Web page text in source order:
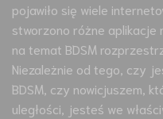
pojawiło się wiele
stworzono różne aplikacje
na temat BDSM
Niezależnie od tego, czy
BDSM, czy nowicjuszem,
uległości, jesteś we